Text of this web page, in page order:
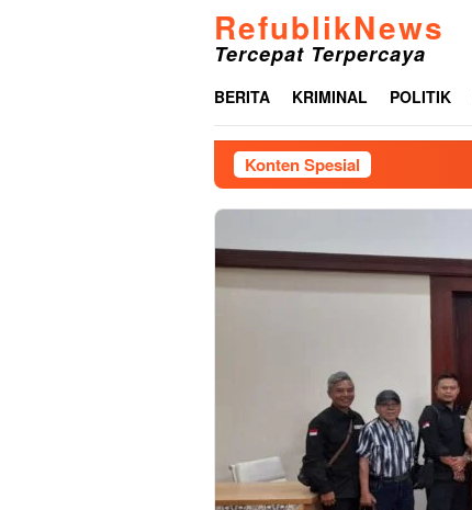
RefublikNews
Tercepat Terpercaya
BERITA KRIMINAL POLITIK
Konten Spesial